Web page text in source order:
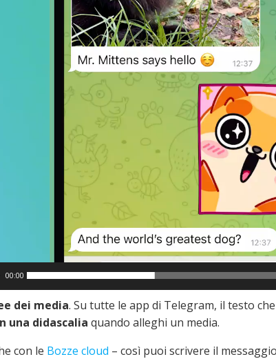
00:00
dei media. Su tutte le app di Telegram, il testo
una didascalia quando alleghi un media.
con le Bozze cloud – così puoi scrivere il